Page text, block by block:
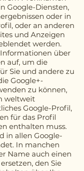
Google-Diensten,
oder in
oder an anderen
und Anzeigen
werden.
über
auf, um die
Sie und andere zu
Google+-
zu können,
weltweit
Google-Profil,
für das Profil
enthalten muss.
in allen Google-
In manchen
Name auch einen
den Sie